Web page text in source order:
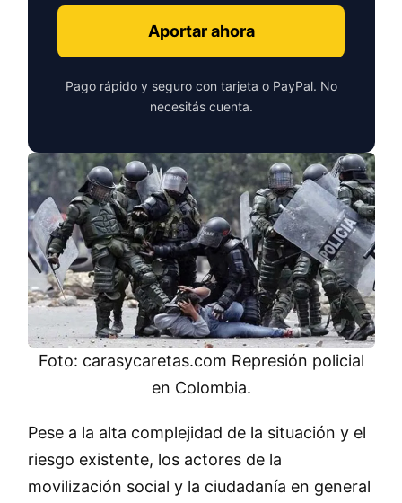
Aportar ahora
Pago rápido y seguro con tarjeta o PayPal. No
necesitás cuenta.
Foto: carasycaretas.com Represión policial
en Colombia.
Pese a la alta complejidad de la situación y el
riesgo existente, los actores de la
movilización social y la ciudadanía en general